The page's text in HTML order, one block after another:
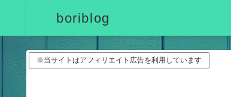
boriblog
※当サイトはアフィリエイト広告を利用しています